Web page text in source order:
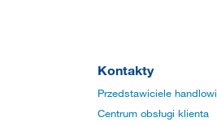
Kontakty
Przedstawiciele handlowi
Centrum obsługi klienta